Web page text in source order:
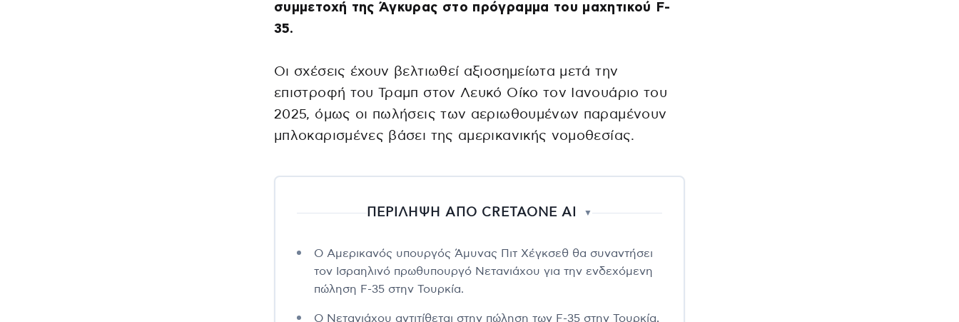
συμμετοχή της Άγκυρας στο πρόγραμμα του μαχητικού F-
35.
Οι σχέσεις έχουν βελτιωθεί αξιοσημείωτα μετά την
επιστροφή του Τραμπ στον Λευκό Οίκο τον Ιανουάριο του
2025, όμως οι πωλήσεις των αεριωθουμένων παραμένουν
μπλοκαρισμένες βάσει της αμερικανικής νομοθεσίας.
ΠΕΡΙΛΗΨΗ ΑΠΟ CRETAONE AI ▼
Ο Αμερικανός υπουργός Άμυνας Πιτ Χέγκσεθ θα συναντήσει
τον Ισραηλινό πρωθυπουργό Νετανιάχου για την ενδεχόμενη
πώληση F-35 στην Τουρκία.
Ο Νετανιάχου αντιτίθεται στην πώληση των F-35 στην Τουρκία,